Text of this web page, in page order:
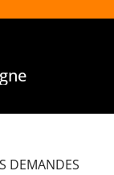
pour les îles
DEMANDES